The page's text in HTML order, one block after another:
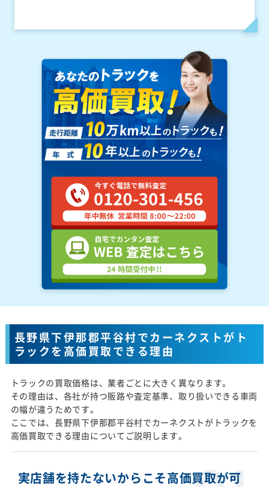
長野県下伊那郡平谷村でカーネクストがト
ラックを高価買取できる理由
トラックの買取価格は、業者ごとに大きく異なります。
その理由は、各社が持つ販路や査定基準、取り扱いできる車両
の幅が違うためです。
ここでは、長野県下伊那郡平谷村でカーネクストがトラックを
高価買取できる理由についてご説明します。
実店舗を持たないからこそ高価買取が可